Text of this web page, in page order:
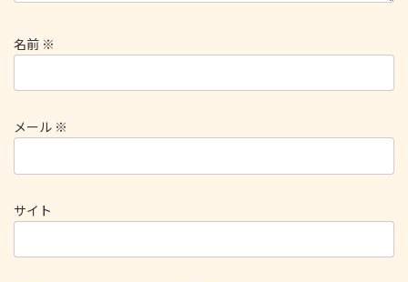
名前 ※
メール ※
サイト